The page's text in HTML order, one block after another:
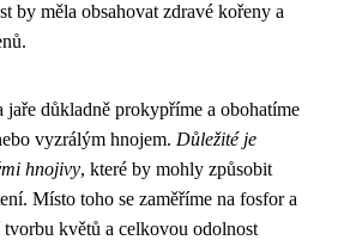
by měla obsahovat zdravé kořeny a
jaře důkladně prokypříme a obohatíme
vyzrálým hnojem. Důležité je
hnojivy, které by mohly způsobit
Místo toho se zaměříme na fosfor a
květů a celkovou odolnost